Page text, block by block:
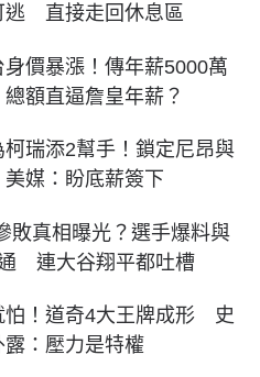
逃 直接走回休息區
價暴漲！傳年薪5000萬
額直逼詹皇年薪？
柯瑞添2幫手！鎖定尼昂與
媒：盼底薪簽下
敗真相曝光？選手爆料與
連大谷翔平都吐槽
怕！道奇4大王牌成形 史
：壓力是特權